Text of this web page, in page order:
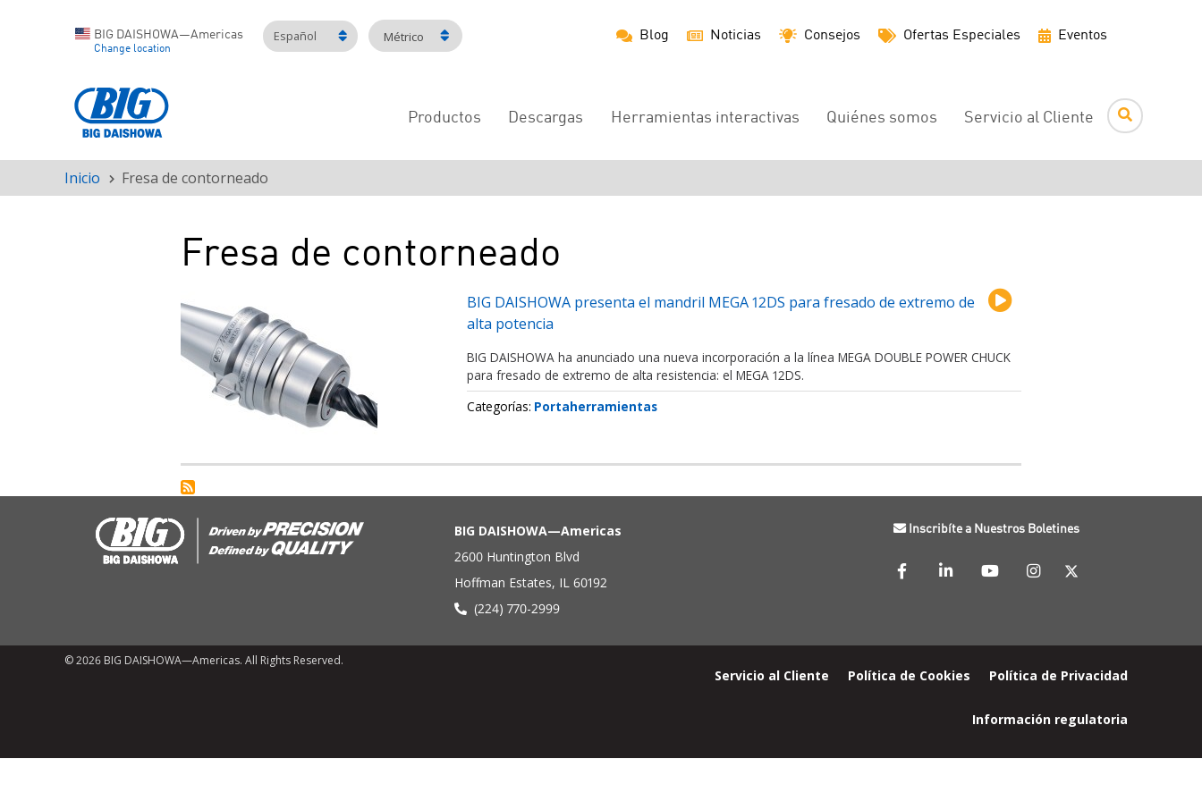
BIG DAISHOWA—Americas
Change location
Español Métrico Blog Noticias Consejos Ofertas Especiales Eventos
Navegación
Productos Descargas Herramientas interactivas Quiénes somos Servicio al Cliente
Ruta
de
Inicio Fresa de contorneado
Fresa de contorneado
BIG DAISHOWA presenta el mandril MEGA 12DS para fresado de extremo de
alta potencia
BIG DAISHOWA ha anunciado una nueva incorporación a la línea MEGA DOUBLE POWER CHUCK
para fresado de extremo de alta resistencia: el MEGA 12DS.
Categorías Portaherramientas
BIG DAISHOWA—Americas
2600 Huntington Blvd
Hoffman Estates, IL 60192
(224) 770-2999
Inscribíte a Nuestros Boletines
© 2026 BIG DAISHOWA—Americas. All Rights Reserved.
página
Servicio al Cliente Política de Cookies Política de Privacidad
Información regulatoria